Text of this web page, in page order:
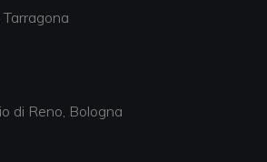
di Reno, Bologna